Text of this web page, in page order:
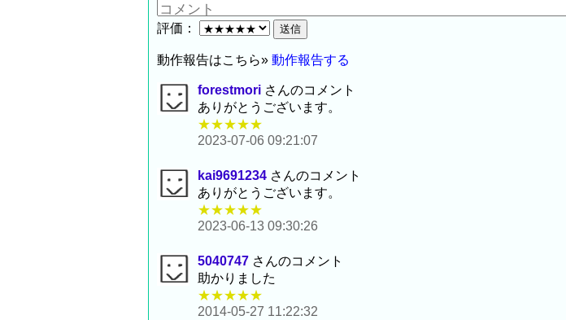
評価：
動作報告はこちら» 動作報告する
forestmori さんのコメント
ありがとうございます。
★★★★★
2023-07-06 09:21:07
kai9691234 さんのコメント
ありがとうございます。
★★★★★
2023-06-13 09:30:26
5040747 さんのコメント
助かりました
★★★★★
2014-05-27 11:22:32